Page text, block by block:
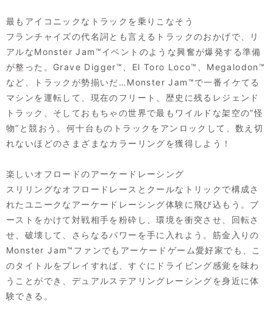
最もアイコニックなトラックを乗りこなそう
フランチャイズの代名詞とも言えるトラックのおかげで、リ
アルなMonster Jam™イベントのような興奮が爆発する準備
が整った。Grave Digger™、El Toro Loco™、Megalodon™
など、トラックが勢揃いだ…Monster Jam™で一番イケてる
マシンを運転して、現在のフリート、歴史に残るレジェンド
トラック、そしておもちゃの世界で最もワイルドな架空の”怪
物”と競おう。何十台ものトラックをアンロックして、数え切
れないほどのさまざまなカラーリングを獲得しよう！
楽しいオフロードのアーケードレーシング
スリリングなオフロードレースとクールなトリックで構成さ
れたユニークなアーケードレーシング体験に飛び込もう。ブ
ーストをかけて対戦相手を粉砕し、環境を衝突させ、回転さ
せ、破壊して、さらなるパワーを手に入れよう。筋金入りの
Monster Jam™ファンでもアーケードゲーム愛好家でも、こ
のタイトルをプレイすれば、すぐにドライビング感覚を味わ
うことができ、デュアルステアリングレーシングを身近に体
験できる。